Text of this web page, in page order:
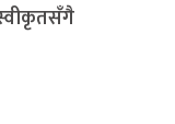
स्वीकृतसँगै